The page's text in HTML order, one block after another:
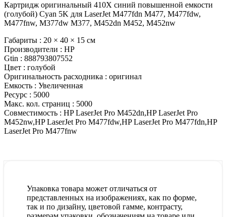
Картридж оригинальный 410X синий повышенной емкости
(голубой) Cyan 5K для LaserJet M477fdn M477, M477fdw,
M477fnw, M377dw M377, M452dn M452, M452nw
Габариты : 20 × 40 × 15 см
Производители : HP
Gtin : 888793807552
Цвет : голубой
Оригинальность расходника : оригинал
Емкость : Увеличенная
Ресурс : 5000
Макс. кол. страниц : 5000
Совместимость : HP LaserJet Pro M452dn,HP LaserJet Pro
M452nw,HP LaserJet Pro M477fdw,HP LaserJet Pro M477fdn,HP
LaserJet Pro M477fnw
Упаковка товара может отличаться от
представленных на изображениях, как по форме,
так и по дизайну, цветовой гамме, контрасту,